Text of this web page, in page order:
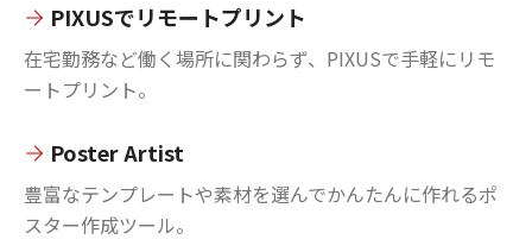
PIXUSでリモートプリント
在宅勤務など働く場所に関わらず、PIXUSで手軽にリモ
ートプリント。
Poster Artist
豊富なテンプレートや素材を選んでかんたんに作れるポ
スター作成ツール。